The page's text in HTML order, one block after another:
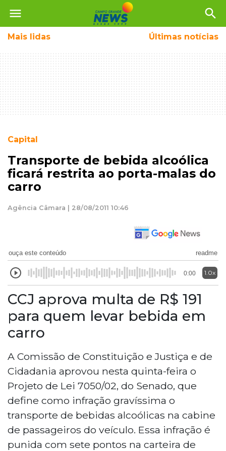
menu search
Mais lidas Últimas notícias
Capital
Transporte de bebida alcoólica
ficará restrita ao porta-malas do
carro
Agência Câmara | 28/08/2011 10:46
ouça este conteúdo readme
0:00 1.0x
CCJ aprova multa de R$ 191
para quem levar bebida em
carro
A Comissão de Constituição e Justiça e de
Cidadania aprovou nesta quinta-feira o
Projeto de Lei 7050/02, do Senado, que
define como infração gravíssima o
transporte de bebidas alcoólicas na cabine
de passageiros do veículo. Essa infração é
punida com sete pontos na carteira de